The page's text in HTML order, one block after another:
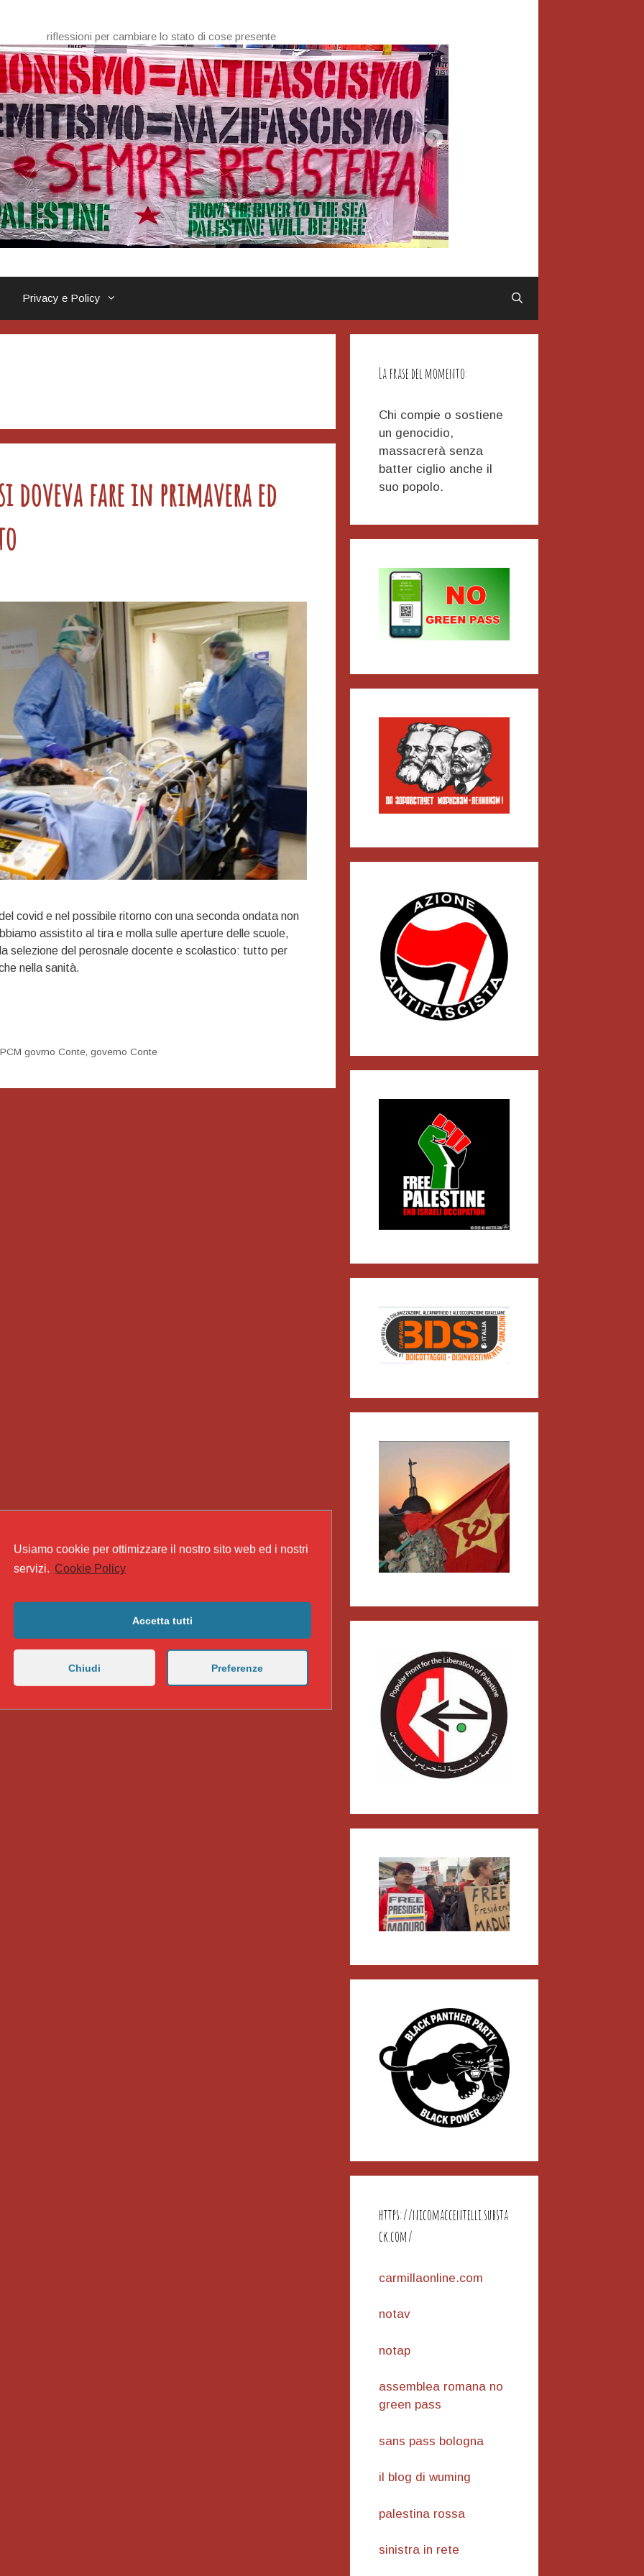
riflessioni per cambiare lo stato di cose presente
Privacy e Policy
doveva fare in primavera ed
covid e nel possibile ritorno con una seconda ondata non
assistito al tira e molla sulle aperture delle scuole,
selezione del perosnale docente e scolastico: tutto per
nella sanità.
govrno Conte,governo Conte
La frase del momento:
Chi compie o sostiene
un genocidio,
massacrerà senza
batter ciglio anche il
suo popolo.
https://nicomaccentelli.substa
ck.com/
carmillaonline.com
notav
notap
assemblea romana no
green pass
sans pass bologna
il blog di wuming
palestina rossa
sinistra in rete
Usiamo cookie per ottimizzare il nostro sito web ed i nostri
servizi. Cookie Policy
Accetta tutti
Chiudi Preferenze